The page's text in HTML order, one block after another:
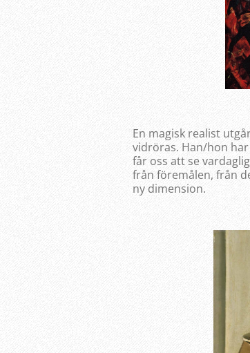
En magisk realist
vidröras. Han/hon
får oss att se
från föremålen, från
ny dimension.